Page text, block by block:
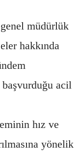
müdürlük
hakkında
başvurduğu acil
hız ve
yönelik